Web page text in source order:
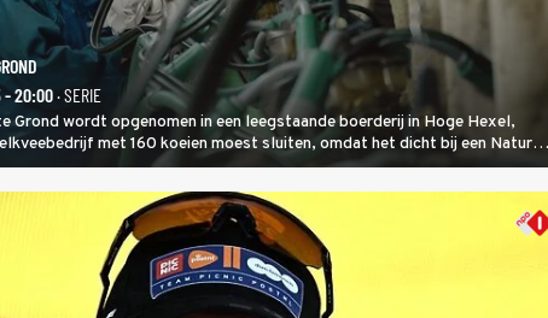
- 20:00· SERIE
Grond wordt opgenomen in een leegstaande boerderij in Hoge Hexel,
met 160 koeien moest sluiten, omdat het dicht bij een Natura
In de serie heerst er een gevaarlijke veeziekte.